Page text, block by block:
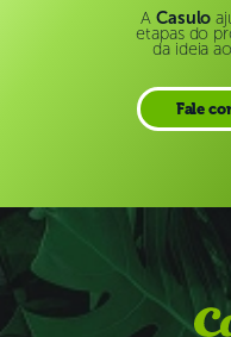
A Casulo
etapas do
da ideia
Fale